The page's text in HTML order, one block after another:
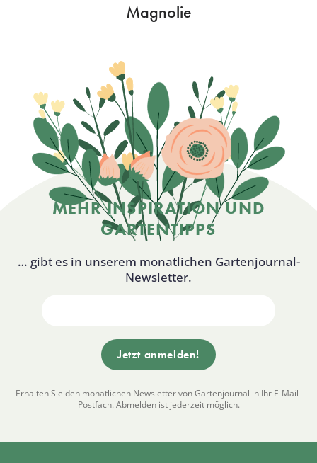
Magnolie
MEHR INSPIRATION UND
GARTENTIPPS
… gibt es in unserem monatlichen Gartenjournal-
Newsletter.
Erhalten Sie den monatlichen Newsletter von Gartenjournal in Ihr E-Mail-
Postfach. Abmelden ist jederzeit möglich.